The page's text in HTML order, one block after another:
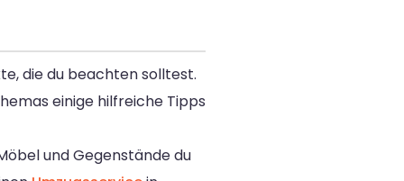
die du beachten solltest.
einige hilfreiche Tipps
und Gegenstände du